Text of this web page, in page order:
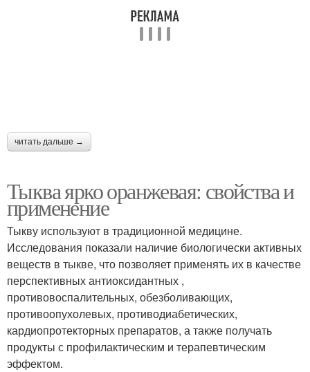
читать дальше →
Тыква ярко оранжевая: свойства и
применение
Тыкву используют в традиционной медицине.
Исследования показали наличие биологически активных
веществ в тыкве, что позволяет применять их в качестве
перспективных антиоксидантных ,
противовоспалительных, обезболивающих,
противоопухолевых, противодиабетических,
кардиопротекторных препаратов, а также получать
продукты с профилактическим и терапевтическим
эффектом.